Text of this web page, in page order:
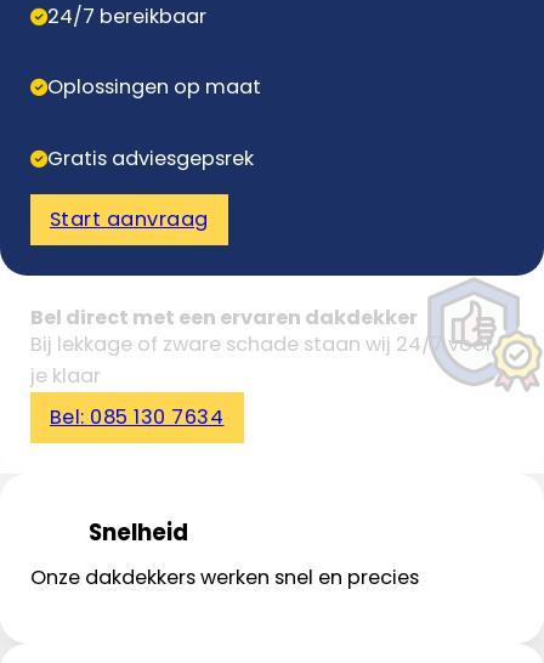
24/7 bereikbaar
Oplossingen op maat
Gratis adviesgepsrek
Start aanvraag
Bel direct met een ervaren dakdekker
Bij lekkage of zware schade staan wij 24/7 voor
je klaar
Bel: 085 130 7634
Snelheid
Onze dakdekkers werken snel en precies